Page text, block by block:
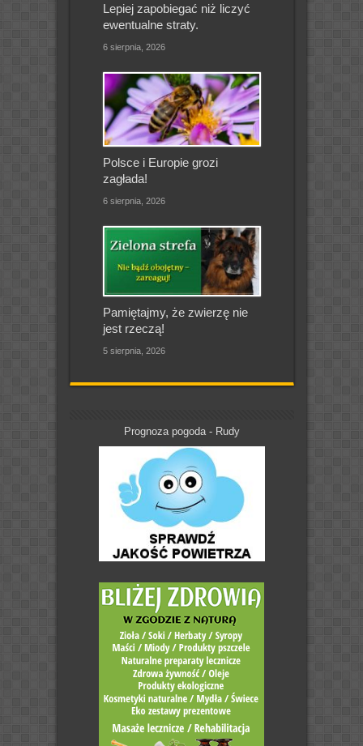
Lepiej zapobiegać niż liczyć
ewentualne straty.
6 sierpnia, 2026
Polsce i Europie grozi
zagłada!
6 sierpnia, 2026
Pamiętajmy, że zwierzę nie
jest rzeczą!
5 sierpnia, 2026
Prognoza pogoda - Rudy